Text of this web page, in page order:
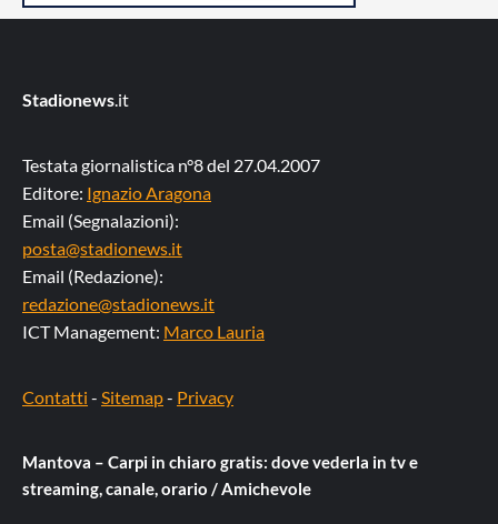
Stadionews.it
Testata giornalistica n°8 del 27.04.2007
Editore: Ignazio Aragona
Email (Segnalazioni):
posta@stadionews.it
Email (Redazione):
redazione@stadionews.it
ICT Management: Marco Lauria
Contatti - Sitemap- Privacy
Mantova – Carpi in chiaro gratis: dove vederla in tv e
streaming, canale, orario / Amichevole